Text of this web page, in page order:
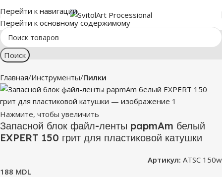
Перейти к навигации
Перейти к основному содержимому
Поиск
Главная Инструменты Пилки
Нажмите, чтобы увеличить
Запасной блок файл-ленты papmAm белый
EXPERT 150 грит для пластиковой катушки
Артикул: ATSC 150w
188 MDL